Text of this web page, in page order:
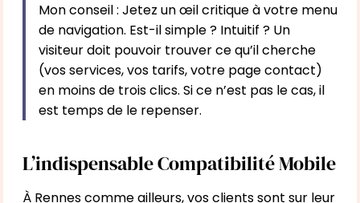
Mon conseil : Jetez un œil critique à votre menu
de navigation. Est-il simple ? Intuitif ? Un
visiteur doit pouvoir trouver ce qu’il cherche
(vos services, vos tarifs, votre page contact)
en moins de trois clics. Si ce n’est pas le cas, il
est temps de le repenser.
L’indispensable Compatibilité Mobile
À Rennes comme ailleurs, vos clients sont sur leur